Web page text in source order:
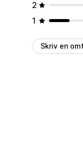
2
1
Skriv en